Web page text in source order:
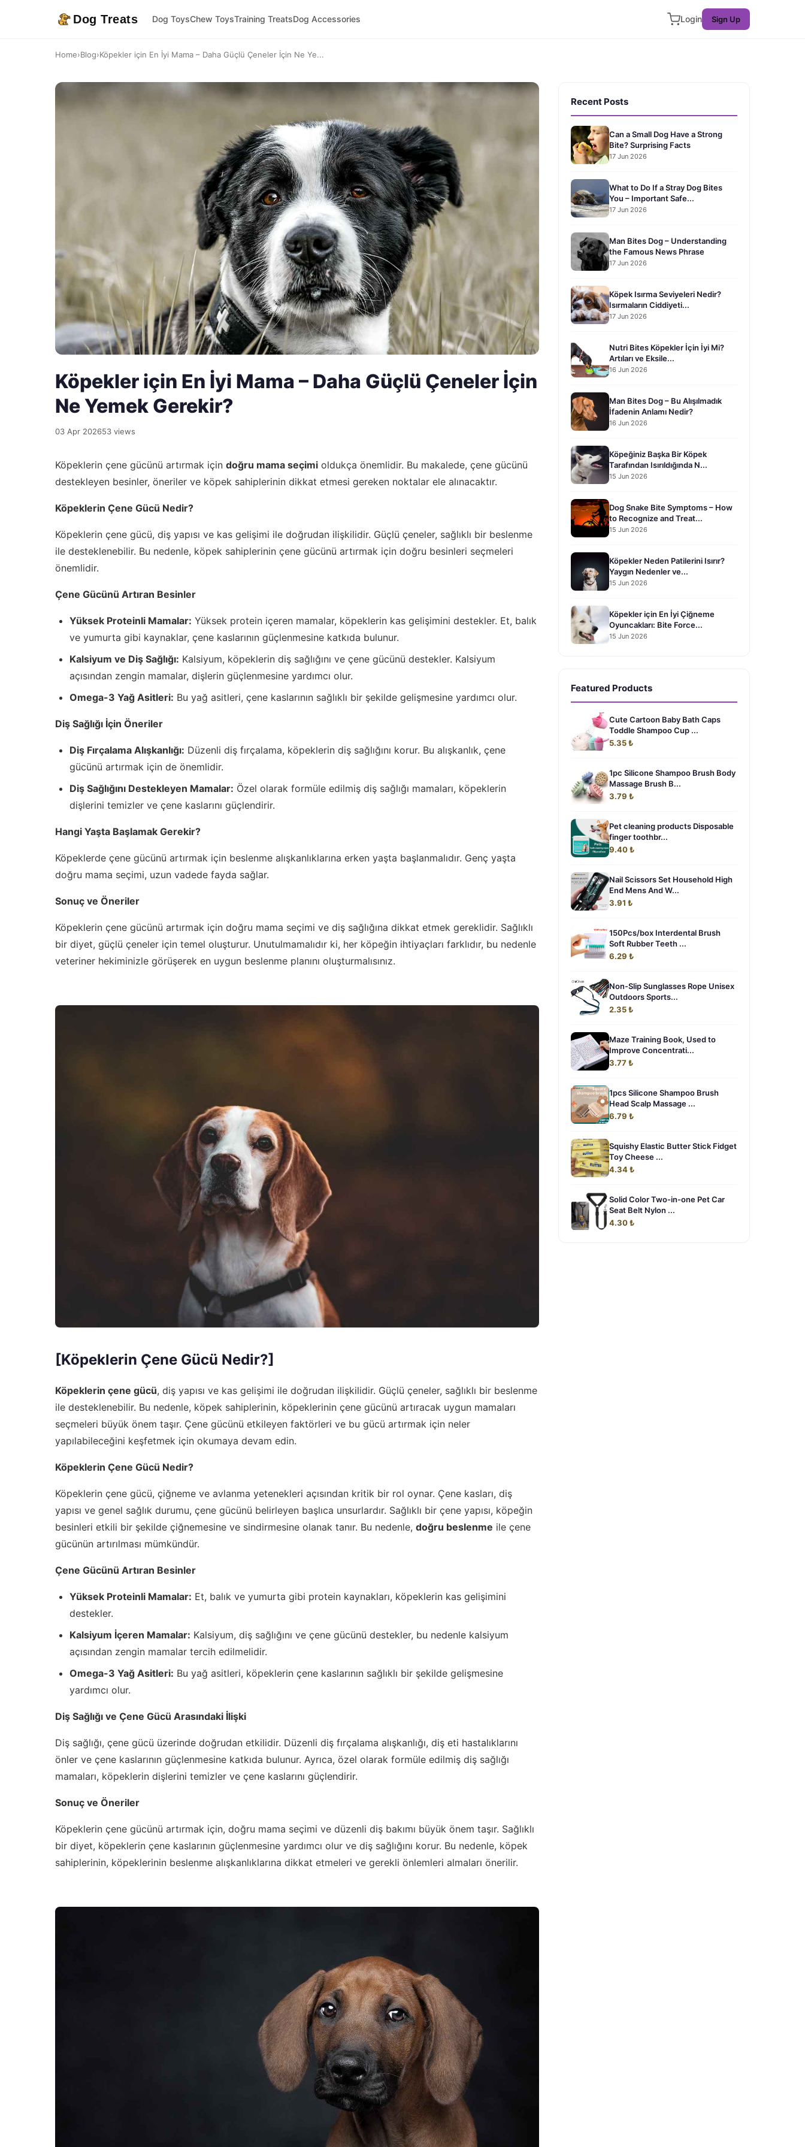
Dog Treats Dog ToysChew ToysTraining TreatsDog Accessories Login Sign Up
Home›Blog›Köpekler için En İyi Mama – Daha Güçlü Çeneler İçin Ne Ye...
Köpekler için En İyi Mama – Daha Güçlü Çeneler İçin
Ne Yemek Gerekir?
03 Apr 202653 views
Köpeklerin çene gücünü artırmak için doğru mama seçimi oldukça önemlidir. Bu makalede, çene gücünü
destekleyen besinler, öneriler ve köpek sahiplerinin dikkat etmesi gereken noktalar ele alınacaktır.
Köpeklerin Çene Gücü Nedir?
Köpeklerin çene gücü, diş yapısı ve kas gelişimi ile doğrudan ilişkilidir. Güçlü çeneler, sağlıklı bir beslenme
ile desteklenebilir. Bu nedenle, köpek sahiplerinin çene gücünü artırmak için doğru besinleri seçmeleri
önemlidir.
Çene Gücünü Artıran Besinler
Yüksek Proteinli Mamalar: Yüksek protein içeren mamalar, köpeklerin kas gelişimini destekler. Et, balık
ve yumurta gibi kaynaklar, çene kaslarının güçlenmesine katkıda bulunur.
Kalsiyum ve Diş Sağlığı: Kalsiyum, köpeklerin diş sağlığını ve çene gücünü destekler. Kalsiyum
açısından zengin mamalar, dişlerin güçlenmesine yardımcı olur.
Omega-3 Yağ Asitleri: Bu yağ asitleri, çene kaslarının sağlıklı bir şekilde gelişmesine yardımcı olur.
Diş Sağlığı İçin Öneriler
Diş Fırçalama Alışkanlığı: Düzenli diş fırçalama, köpeklerin diş sağlığını korur. Bu alışkanlık, çene
gücünü artırmak için de önemlidir.
Diş Sağlığını Destekleyen Mamalar: Özel olarak formüle edilmiş diş sağlığı mamaları, köpeklerin
dişlerini temizler ve çene kaslarını güçlendirir.
Hangi Yaşta Başlamak Gerekir?
Köpeklerde çene gücünü artırmak için beslenme alışkanlıklarına erken yaşta başlanmalıdır. Genç yaşta
doğru mama seçimi, uzun vadede fayda sağlar.
Sonuç ve Öneriler
Köpeklerin çene gücünü artırmak için doğru mama seçimi ve diş sağlığına dikkat etmek gereklidir. Sağlıklı
bir diyet, güçlü çeneler için temel oluşturur. Unutulmamalıdır ki, her köpeğin ihtiyaçları farklıdır, bu nedenle
veteriner hekiminizle görüşerek en uygun beslenme planını oluşturmalısınız.
[Köpeklerin Çene Gücü Nedir?]
Köpeklerin çene gücü, diş yapısı ve kas gelişimi ile doğrudan ilişkilidir. Güçlü çeneler, sağlıklı bir beslenme
ile desteklenebilir. Bu nedenle, köpek sahiplerinin, köpeklerinin çene gücünü artıracak uygun mamaları
seçmeleri büyük önem taşır. Çene gücünü etkileyen faktörleri ve bu gücü artırmak için neler
yapılabileceğini keşfetmek için okumaya devam edin.
Köpeklerin Çene Gücü Nedir?
Köpeklerin çene gücü, çiğneme ve avlanma yetenekleri açısından kritik bir rol oynar. Çene kasları, diş
yapısı ve genel sağlık durumu, çene gücünü belirleyen başlıca unsurlardır. Sağlıklı bir çene yapısı, köpeğin
besinleri etkili bir şekilde çiğnemesine ve sindirmesine olanak tanır. Bu nedenle, doğru beslenme ile çene
gücünün artırılması mümkündür.
Çene Gücünü Artıran Besinler
Yüksek Proteinli Mamalar: Et, balık ve yumurta gibi protein kaynakları, köpeklerin kas gelişimini
destekler.
Kalsiyum İçeren Mamalar: Kalsiyum, diş sağlığını ve çene gücünü destekler, bu nedenle kalsiyum
açısından zengin mamalar tercih edilmelidir.
Omega-3 Yağ Asitleri: Bu yağ asitleri, köpeklerin çene kaslarının sağlıklı bir şekilde gelişmesine
yardımcı olur.
Diş Sağlığı ve Çene Gücü Arasındaki İlişki
Diş sağlığı, çene gücü üzerinde doğrudan etkilidir. Düzenli diş fırçalama alışkanlığı, diş eti hastalıklarını
önler ve çene kaslarının güçlenmesine katkıda bulunur. Ayrıca, özel olarak formüle edilmiş diş sağlığı
mamaları, köpeklerin dişlerini temizler ve çene kaslarını güçlendirir.
Sonuç ve Öneriler
Köpeklerin çene gücünü artırmak için, doğru mama seçimi ve düzenli diş bakımı büyük önem taşır. Sağlıklı
bir diyet, köpeklerin çene kaslarının güçlenmesine yardımcı olur ve diş sağlığını korur. Bu nedenle, köpek
sahiplerinin, köpeklerinin beslenme alışkanlıklarına dikkat etmeleri ve gerekli önlemleri almaları önerilir.
Recent Posts
Can a Small Dog Have a Strong
Bite? Surprising Facts
17 Jun 2026
What to Do If a Stray Dog Bites
You – Important Safe...
17 Jun 2026
Man Bites Dog – Understanding
the Famous News Phrase
17 Jun 2026
Köpek Isırma Seviyeleri Nedir?
Isırmaların Ciddiyeti...
17 Jun 2026
Nutri Bites Köpekler İçin İyi Mi?
Artıları ve Eksile...
16 Jun 2026
Man Bites Dog – Bu Alışılmadık
İfadenin Anlamı Nedir?
16 Jun 2026
Köpeğiniz Başka Bir Köpek
Tarafından Isırıldığında N...
15 Jun 2026
Dog Snake Bite Symptoms – How
to Recognize and Treat...
15 Jun 2026
Köpekler Neden Patilerini Isırır?
Yaygın Nedenler ve...
15 Jun 2026
Köpekler için En İyi Çiğneme
Oyuncakları: Bite Force...
15 Jun 2026
Featured Products
Cute Cartoon Baby Bath Caps
Toddle Shampoo Cup ...
5.35 ₺
1pc Silicone Shampoo Brush Body
Massage Brush B...
3.79 ₺
Pet cleaning products Disposable
finger toothbr...
9.40 ₺
Nail Scissors Set Household High
End Mens And W...
3.91 ₺
150Pcs/box Interdental Brush
Soft Rubber Teeth ...
6.29 ₺
Non-Slip Sunglasses Rope Unisex
Outdoors Sports...
2.35 ₺
Maze Training Book, Used to
Improve Concentrati...
3.77 ₺
1pcs Silicone Shampoo Brush
Head Scalp Massage ...
6.79 ₺
Squishy Elastic Butter Stick Fidget
Toy Cheese ...
4.34 ₺
Solid Color Two-in-one Pet Car
Seat Belt Nylon ...
4.30 ₺